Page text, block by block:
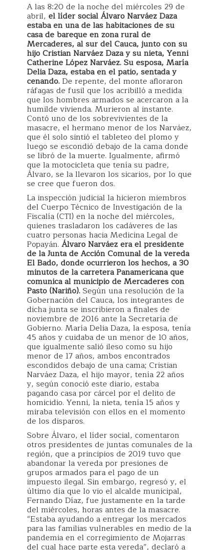
A las 8:20 de la noche del miércoles 29 de
abril, el líder social Álvaro Narváez Daza
estaba en una de las habitaciones de su
casa de bareque en zona rural de
Mercaderes, al sur del Cauca, junto con su
hijo Cristian Narváez Daza y su nieta, Yenni
Catherine López Narváez. Su esposa, María
Delia Daza, estaba en el patio, sentada y
cenando.De repente, del monte afloraron
ráfagas de fusil que los acribilló a medida
que los hombres armados se acercaron a la
humilde vivienda. Murieron al instante.
Contó uno de los sobrevivientes de la
masacre, el hermano menor de los Narváez,
que él solo sintió el tableteo del plomo y
luego se escondió debajo de la cama donde
se libró de la muerte. Igualmente, afirmó
que la motocicleta que tenía su padre,
Álvaro, se la llevaron los sicarios, por lo que
se cree que fueron dos.
La inspección judicial la hicieron miembros
del Cuerpo Técnico de Investigación de la
Fiscalía (CTI) en la noche del miércoles,
quienes trasladaron los cadáveres de las
cuatro personas hacia Medicina Legal de
Popayán. Álvaro Narváez era el presidente
de la Junta de Acción Comunal de la vereda
El Bado, donde ocurrieron los hechos, a 30
minutos de la carretera Panamericana que
comunica al municipio de Mercaderes con
Pasto (Nariño).Según una resolución de la
Gobernación del Cauca, los integrantes de
dicha junta se inscribieron a finales de
noviembre de 2016 ante la Secretaría de
Gobierno. María Delia Daza, la esposa, tenía
45 años y cuidaba de un menor de 10 años,
que igualmente salió ileso como su hijo
menor de 17 años, ambos encontrados
escondidos debajo de una cama; Cristian
Narváez Daza, el hijo mayor, tenía 22 años
y, según conoció este diario, estaba
pagando casa por cárcel por el delito de
homicidio. Yenni, la nieta, tenía 15 años y
miraba televisión con ellos en el momento
de los disparos.
Sobre Álvaro, el líder social, comentaron
otros presidentes de juntas comunales de la
región, que a principios de 2019 tuvo que
abandonar la vereda por presiones de
grupos armados para el pago de un
impuesto ilegal. Sin embargo, regresó y, el
último día que lo vio el alcalde municipal,
Fernando Díaz, fue justamente en la tarde
del miércoles, horas antes de la masacre.
“Estaba ayudando a entregar los mercados
para las familias vulnerables en medio de la
pandemia en el corregimiento de Mojarras
del cual hace parte esta vereda”, declaró a